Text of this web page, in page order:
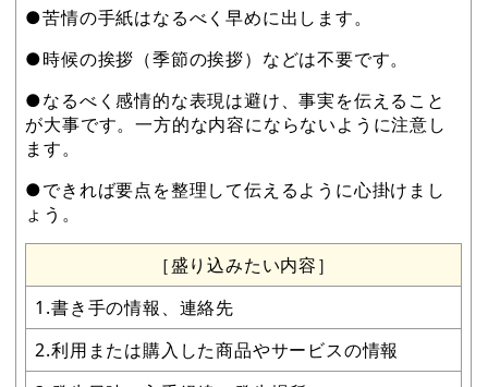
●苦情の手紙はなるべく早めに出します。
●時候の挨拶（季節の挨拶）などは不要です。
●なるべく感情的な表現は避け、事実を伝えること
が大事です。一方的な内容にならないように注意し
ます。
●できれば要点を整理して伝えるように心掛けまし
ょう。
［盛り込みたい内容］
1.書き手の情報、連絡先
2.利用または購入した商品やサービスの情報